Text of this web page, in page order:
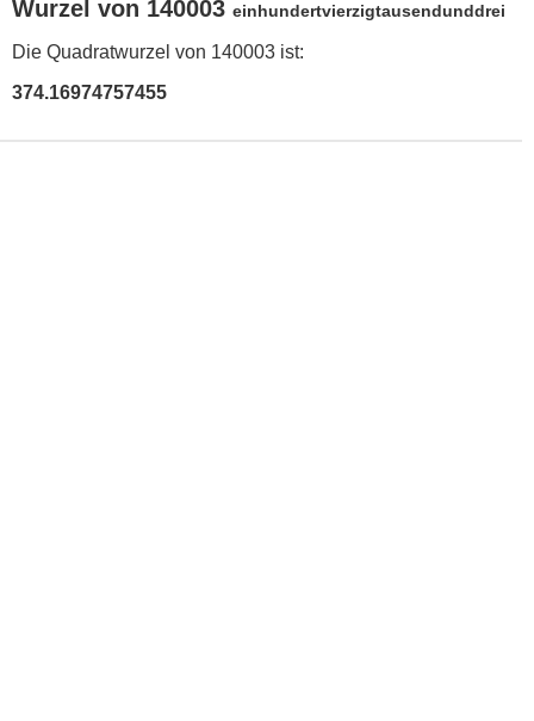
Wurzel von 140003 einhundertvierzigtausendunddrei
Die Quadratwurzel von 140003 ist:
374.16974757455